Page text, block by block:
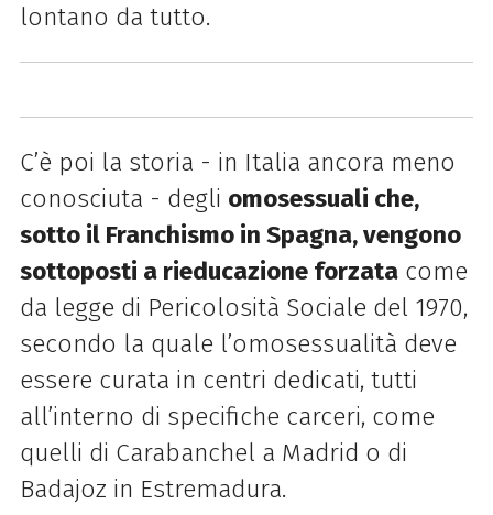
lontano da tutto.
C’è poi la storia - in Italia ancora meno
conosciuta - degli omosessuali che,
sotto il Franchismo in Spagna, vengono
sottoposti a rieducazione forzatacome
da legge di Pericolosità Sociale del 1970,
secondo la quale l’omosessualità deve
essere curata in centri dedicati, tutti
all’interno di specifiche carceri, come
quelli di Carabanchel a Madrid o di
Badajoz in Estremadura.